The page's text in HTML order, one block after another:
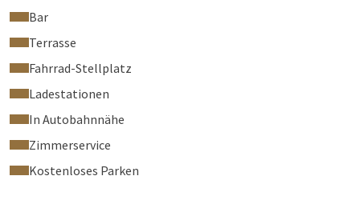
Bar
Terrasse
Fahrrad-Stellplatz
Ladestationen
In Autobahnnähe
Zimmerservice
Kostenloses Parken